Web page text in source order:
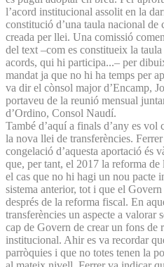
l’acord institucional assolit en la
constitució d’una taula nacional de
creada per llei. Una comissió
del text –com es constitueix la
acords, qui hi participa...– per
mandat ja que no hi ha temps per
va dir el cònsol major d’Encamp,
portaveu de la reunió mensual
d’Ordino, Consol Naudí.
També d’aquí a finals d’any es vol
la nova llei de transferències.
congelació d’aquesta aportació és
que, per tant, el 2017 la reforma de
el cas que no hi hagi un nou pacte
sistema anterior, tot i que el
després de la reforma fiscal. En
transferències un aspecte a valorar
cap de Govern de crear un fons de
institucional. Ahir es va recordar
parròquies i que no totes tenen la